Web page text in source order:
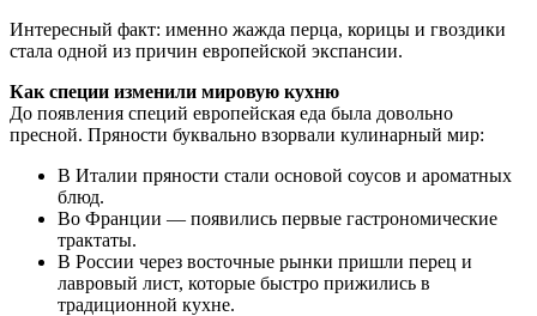
Интересный факт: именно жажда перца, корицы и гвоздики
стала одной из причин европейской экспансии.
Как специи изменили мировую кухню
До появления специй европейская еда была довольно
пресной. Пряности буквально взорвали кулинарный мир:
В Италии пряности стали основой соусов и ароматных
блюд.
Во Франции — появились первые гастрономические
трактаты.
В России через восточные рынки пришли перец и
лавровый лист, которые быстро прижились в
традиционной кухне.